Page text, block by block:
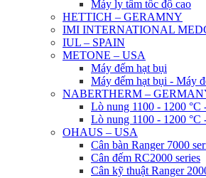
Máy ly tâm tốc độ cao
HETTICH – GERAMNY
IMI INTERNATIONAL
IUL – SPAIN
METONE – USA
Máy đếm hạt bụi
Máy đếm hạt bụi - Máy
NABERTHERM –
Lò nung 1100 - 1200 °C
Lò nung 1100 - 1200 °C
OHAUS – USA
Cân bàn Ranger 7000
Cân đếm RC2000 series
Cân kỹ thuật Ranger